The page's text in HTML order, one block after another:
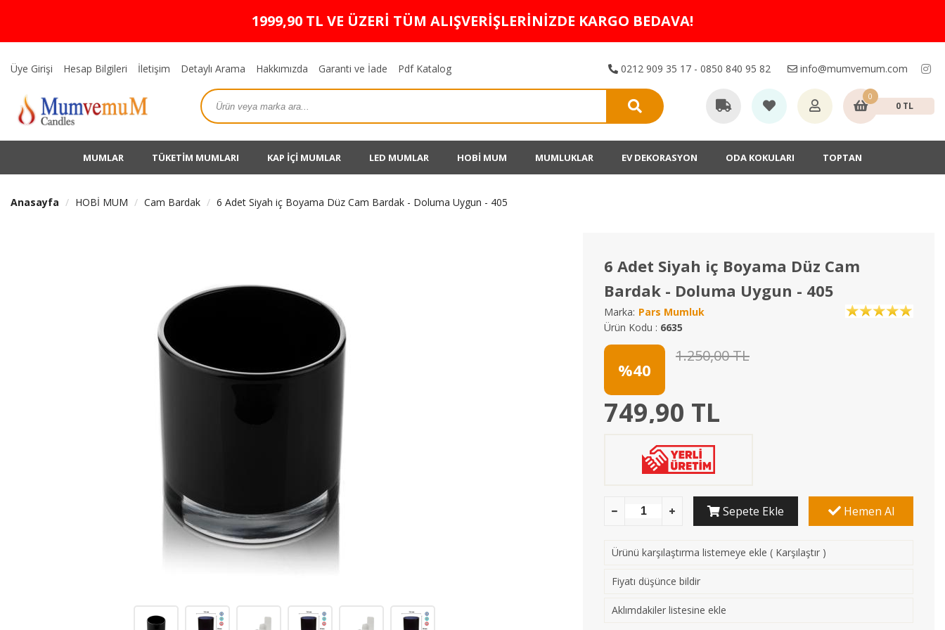
1999,90 TL VE ÜZERİ TÜM ALIŞVERİŞLERİNİZDE KARGO BEDAVA!
Üye Girişi Hesap Bilgileri İletişim Detaylı Arama Hakkımızda Garanti ve İade Pdf Katalog 0212 909 35 17 - 0850 840 95 82 info@mumvemum.com
0
0 TL
MUMLAR TÜKETİM MUMLARI KAP İÇİ MUMLAR LED MUMLAR HOBİ MUM MUMLUKLAR EV DEKORASYON ODA KOKULARI TOPTAN
Anasayfa HOBİ MUM Cam Bardak 6 Adet Siyah iç Boyama Düz Cam Bardak - Doluma Uygun - 405
6 Adet Siyah iç Boyama Düz Cam
Bardak - Doluma Uygun - 405
Marka: Pars Mumluk
Ürün Kodu : 6635
%40
1.250,00 TL
749,90 TL
Sepete Ekle Hemen Al
Ürünü karşılaştırma listemeye ekle ( Karşılaştır )
Fiyatı düşünce bildir
Aklımdakiler listesine ekle